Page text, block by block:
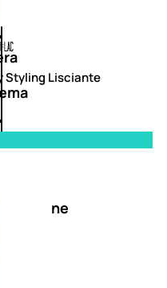
Styling Lisciante